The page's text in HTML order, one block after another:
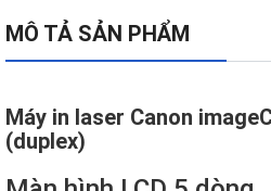
MÔ TẢ SẢN PHẨM
Máy in laser Canon
(duplex)